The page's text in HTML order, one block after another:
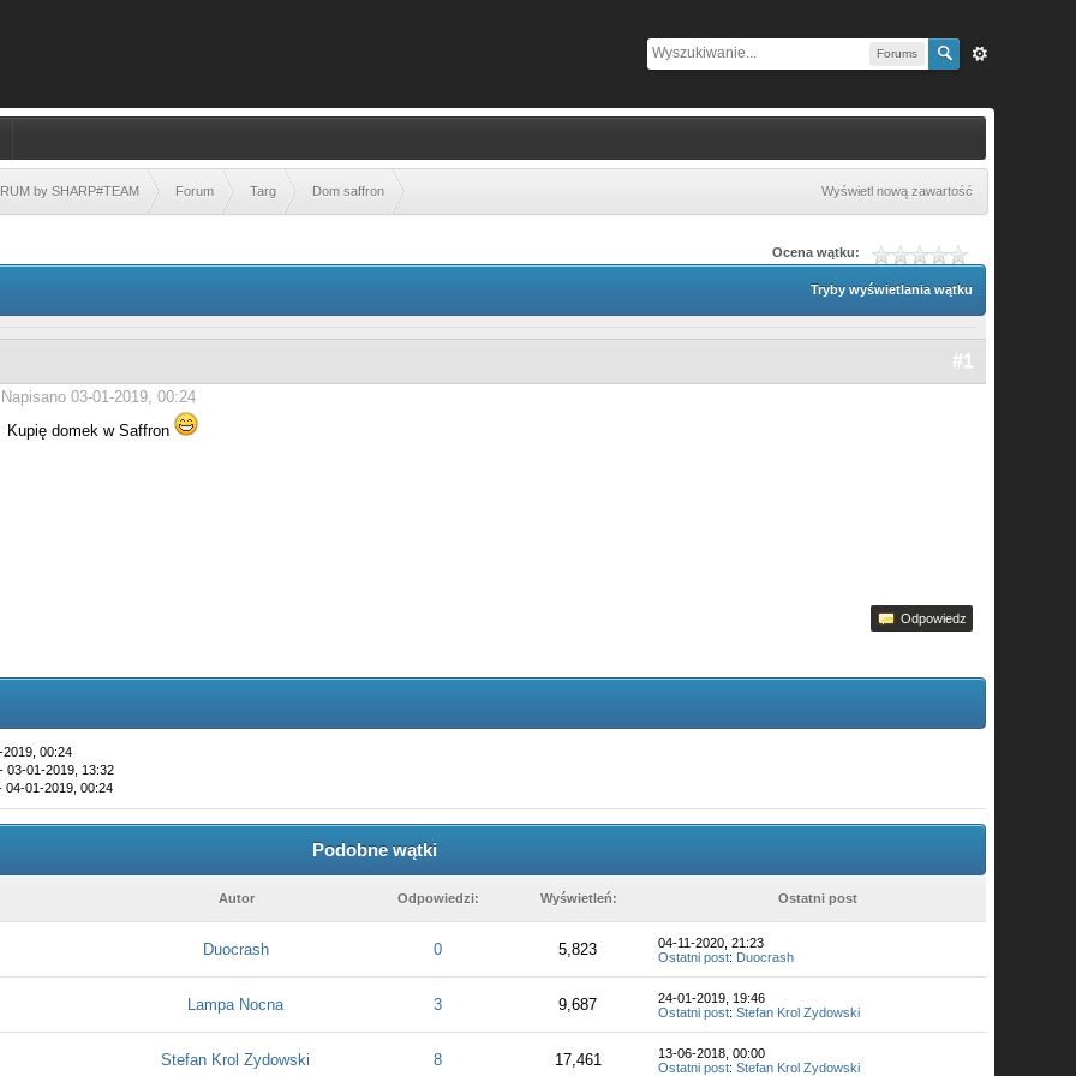
Forums
by SHARP#TEAM Forum Targ Dom saffron Wyświetl nową zawartość
Ocena wątku:
Tryby wyświetlania wątku
#1
Napisano 03-01-2019, 00:24
Kupię domek w Saffron
Odpowiedz
00:24
- 03-01-2019, 13:32
04-01-2019, 00:24
Podobne wątki
Autor Odpowiedzi: Wyświetleń: Ostatni post
Duocrash 0 5,823
04-11-2020, 21:23
Ostatni post: Duocrash
Lampa Nocna 3 9,687
24-01-2019, 19:46
Ostatni post:Stefan Krol Zydowski
Stefan Krol Zydowski 8 17,461
13-06-2018, 00:00
Ostatni post:Stefan Krol Zydowski